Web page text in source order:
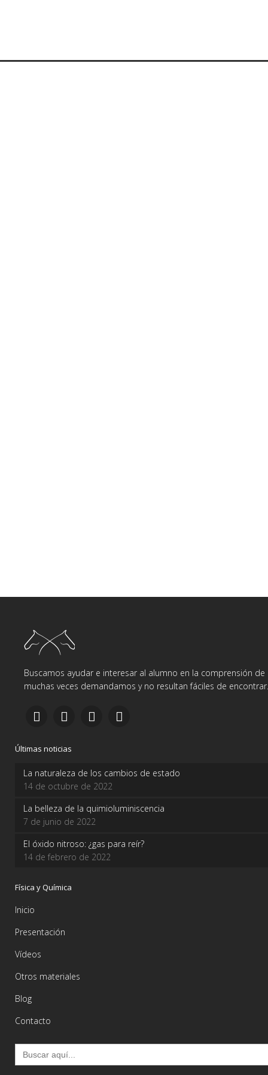
Buscamos ayudar e interesar al alumno en la comprensión
muchas veces demandamos y no resultan fáciles de encontrar.
Últimas noticias
La naturaleza de los cambios de estado
14 de octubre de 2022
La belleza de la quimioluminiscencia
7 de junio de 2022
El óxido nitroso: ¿gas para reír?
14 de febrero de 2022
Física y Química
Inicio
Presentación
Vídeos
Otros materiales
Blog
Contacto
Buscar: